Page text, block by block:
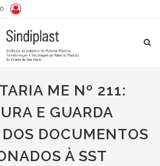
ME Nº 211:
E GUARDA
DOCUMENTOS
À SST